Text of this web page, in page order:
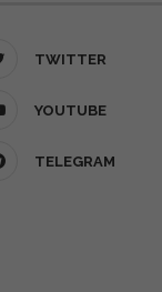
TWITTER
YOUTUBE
TELEGRAM